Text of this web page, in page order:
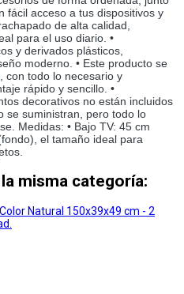
fácil acceso a tus dispositivos y
de alta calidad,
para el uso diario. •
y derivados plásticos,
moderno. • Este producto se
con todo lo necesario y
rápido y sencillo. •
decorativos no están incluidos
se suministran, pero todo lo
Medidas: • Bajo TV: 45 cm
el tamaño ideal para
misma categoría: